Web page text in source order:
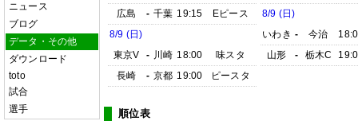
ニュース
ブログ
データ・その他
ダウンロード
toto
試合
選手
広島
- 千葉 19:15
Eピース
8/9 (日)
東京V
- 川崎 18:00
味スタ
長崎
- 京都 19:00 ピースタ
8/9 (日)
いわき - 今治
山形
- 栃木C
順位表